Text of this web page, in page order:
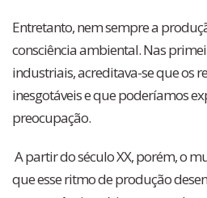
Entretanto, nem sempre a
consciência ambiental. Nas
industriais, acreditava-se que os
inesgotáveis e que poderíamos
preocupação.
A partir do século XX, porém, o
que esse ritmo de produção